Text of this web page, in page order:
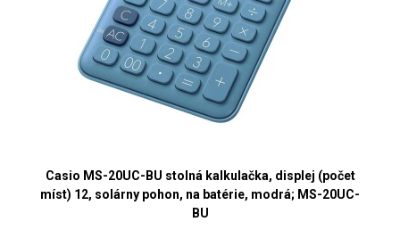
Casio MS-20UC-BU stolná kalkulačka, displej (počet
míst) 12, solárny pohon, na batérie, modrá; MS-20UC-
BU